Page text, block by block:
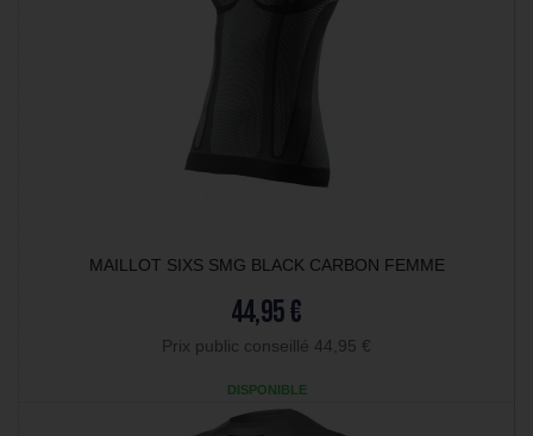
MAILLOT SIXS SMG BLACK CARBON FEMME
44,95 €
Prix public conseillé 44,95 €
DISPONIBLE